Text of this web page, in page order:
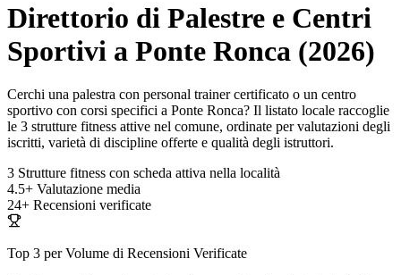
Direttorio di Palestre e Centri
Sportivi a Ponte Ronca (2026)
Cerchi una palestra con personal trainer certificato o un centro
sportivo con corsi specifici a Ponte Ronca? Il listato locale raccoglie
le 3 strutture fitness attive nel comune, ordinate per valutazioni degli
iscritti, varietà di discipline offerte e qualità degli istruttori.
3 Strutture fitness con scheda attiva nella località
4.5+ Valutazione media
24+ Recensioni verificate
Top 3 per Volume di Recensioni Verificate